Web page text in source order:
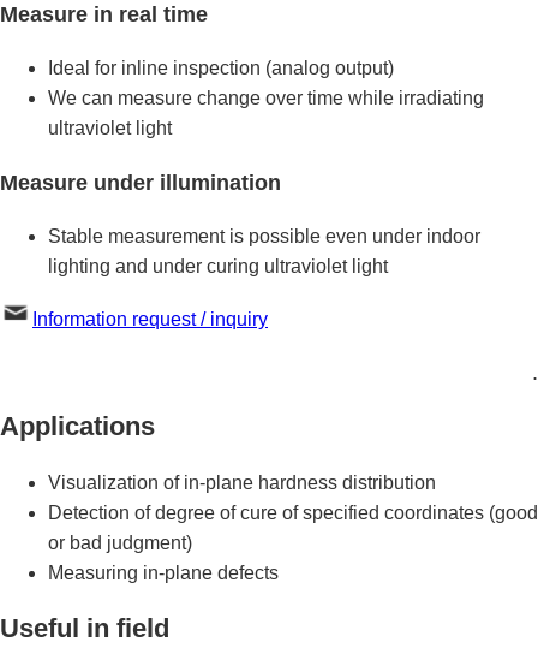
Measure in real time
Ideal for inline inspection (analog output)
We can measure change over time while irradiating
ultraviolet light
Measure under illumination
Stable measurement is possible even under indoor
lighting and under curing ultraviolet light
Information request / inquiry
.
Applications
Visualization of in-plane hardness distribution
Detection of degree of cure of specified coordinates (good
or bad judgment)
Measuring in-plane defects
Useful in field